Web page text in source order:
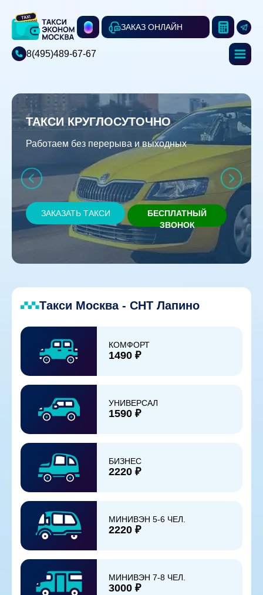
ЗАКАЗ ОНЛАЙН
8(495)489-67-67
ТАКСИ КРУГЛОСУТОЧНО
Работаем без перерыва и выходных
ЗАКАЗАТЬ ТАКСИ
БЕСПЛАТНЫЙ
ЗВОНОК
Такси Москва - СНТ Лапино
КОМФОРТ
1490 ₽
УНИВЕРСАЛ
1590 ₽
БИЗНЕС
2220 ₽
МИНИВЭН 5-6 ЧЕЛ.
2220 ₽
МИНИВЭН 7-8 ЧЕЛ.
3000 ₽